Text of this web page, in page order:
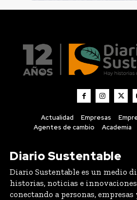
Actualidad Empresas
Agentes de cambio
Academia
Diario Sustentable
Diario Sustentable es un medio
historias, noticias e
conectando a personas,